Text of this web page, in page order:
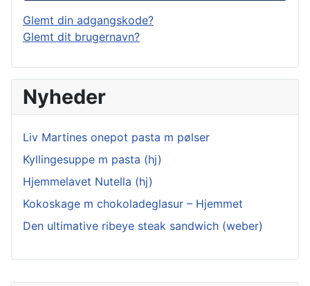
Glemt din adgangskode?
Glemt dit brugernavn?
Nyheder
Liv Martines onepot pasta m pølser
Kyllingesuppe m pasta (hj)
Hjemmelavet Nutella (hj)
Kokoskage m chokoladeglasur – Hjemmet
Den ultimative ribeye steak sandwich (weber)